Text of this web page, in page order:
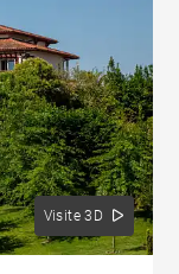
Visite 3D